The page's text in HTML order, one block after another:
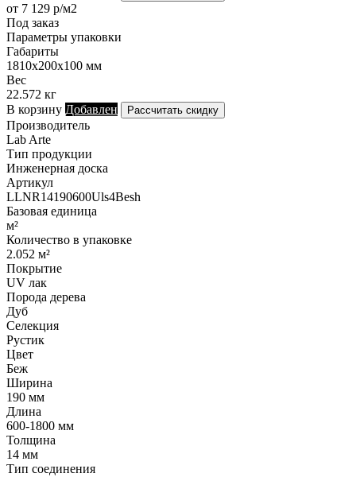
от 7 129 р/м2
Под заказ
Параметры упаковки
Габариты
1810х200х100 мм
Вес
22.572 кг
В корзину Добавлен Рассчитать скидку
Производитель
Lab Arte
Тип продукции
Инженерная доска
Артикул
LLNR14190600Uls4Besh
Базовая единица
м²
Количество в упаковке
2.052 м²
Покрытие
UV лак
Порода дерева
Дуб
Селекция
Рустик
Цвет
Беж
Ширина
190 мм
Длина
600-1800 мм
Толщина
14 мм
Тип соединения